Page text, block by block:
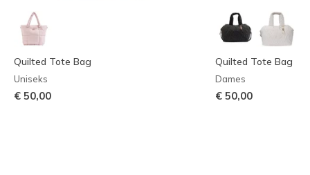
Quilted Tote Bag
Uniseks
€ 50,00
Quilted Tote Bag
Dames
€ 50,00